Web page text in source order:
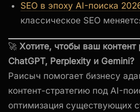
SEO в эпоху AI-поиска
классическое SEO
🚀 Хотите, чтобы ваш
ChatGPT, Perplexity и Gemini?
Раисыч помогает бизнесу
контент-стратегию под AI-
оптимизация существующих